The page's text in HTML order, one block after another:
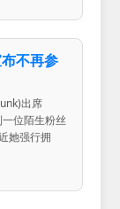
不再参
出席
位陌生粉丝
她强行拥